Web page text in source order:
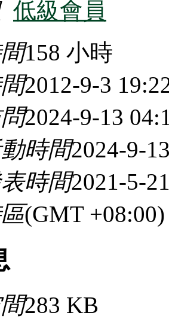
低級會員
158 小時
2012-9-3
2024-9-13
動時間2024-9-
表時間2021-5-
(GMT
283 KB